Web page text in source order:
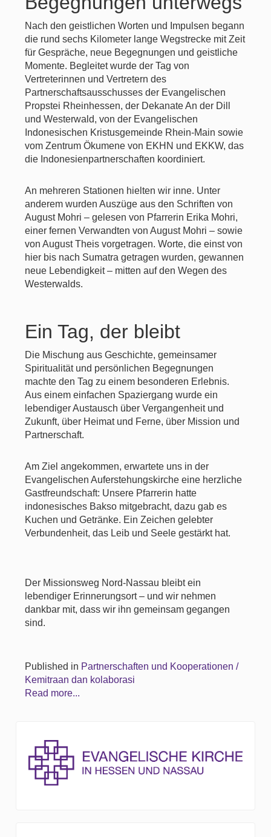
Nach den geistlichen Worten und Impulsen begann
die rund sechs Kilometer lange Wegstrecke mit Zeit
für Gespräche, neue Begegnungen und geistliche
Momente. Begleitet wurde der Tag von
Vertreterinnen und Vertretern des
Partnerschaftsausschusses der Evangelischen
Propstei Rheinhessen, der Dekanate An der Dill
und Westerwald, von der Evangelischen
Indonesischen Kristusgemeinde Rhein-Main sowie
vom Zentrum Ökumene von EKHN und EKKW, das
die Indonesienpartnerschaften koordiniert.
An mehreren Stationen hielten wir inne. Unter
anderem wurden Auszüge aus den Schriften von
August Mohri – gelesen von Pfarrerin Erika Mohri,
einer fernen Verwandten von August Mohri – sowie
von August Theis vorgetragen. Worte, die einst von
hier bis nach Sumatra getragen wurden, gewannen
neue Lebendigkeit – mitten auf den Wegen des
Westerwalds.
Ein Tag, der bleibt
Die Mischung aus Geschichte, gemeinsamer
Spiritualität und persönlichen Begegnungen
machte den Tag zu einem besonderen Erlebnis.
Aus einem einfachen Spaziergang wurde ein
lebendiger Austausch über Vergangenheit und
Zukunft, über Heimat und Ferne, über Mission und
Partnerschaft.
Am Ziel angekommen, erwartete uns in der
Evangelischen Auferstehungskirche eine herzliche
Gastfreundschaft: Unsere Pfarrerin hatte
indonesisches Bakso mitgebracht, dazu gab es
Kuchen und Getränke. Ein Zeichen gelebter
Verbundenheit, das Leib und Seele gestärkt hat.
Der Missionsweg Nord-Nassau bleibt ein
lebendiger Erinnerungsort – und wir nehmen
dankbar mit, dass wir ihn gemeinsam gegangen
sind.
Published in Partnerschaften und Kooperationen /
Kemitraan dan kolaborasi
Read more...